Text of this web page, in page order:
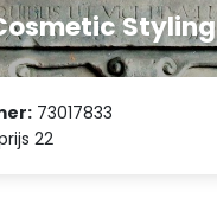
Styling
73017833
22